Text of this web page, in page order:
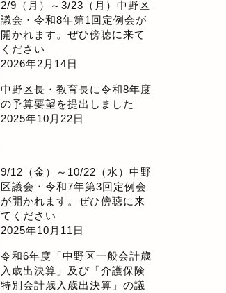
2/9（月）～3/23（月）中野区
議会・令和8年第1回定例会が
開かれます。ぜひ傍聴に来て
ください
2026年2月14日
中野区長・教育長に令和8年度
の予算要望を提出しました
2025年10月22日
9/12（金）～10/22（水）中野
区議会・令和7年第3回定例会
が開かれます。ぜひ傍聴に来
てください
2025年10月11日
令和6年度「中野区一般会計歳
入歳出決算」及び「介護保険
特別会計歳入歳出決算」の議